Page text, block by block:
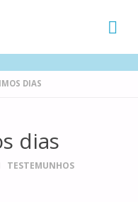
DIAS
dias
TESTEMUNHOS